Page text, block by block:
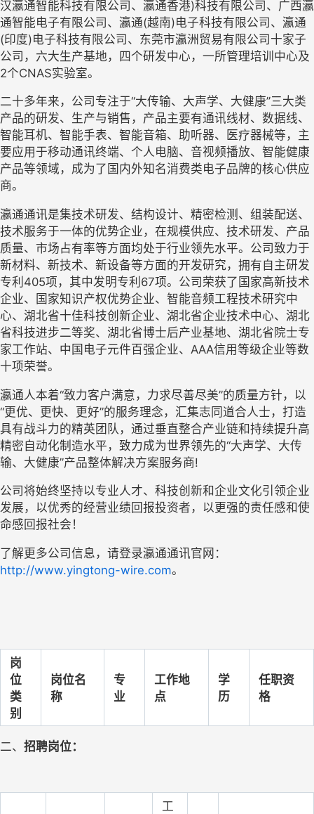
汉瀛通智能科技有限公司、瀛通香港)科技有限公司、广西瀛
通智能电子有限公司、瀛通(越南)电子科技有限公司、瀛通
(印度)电子科技有限公司、东莞市瀛洲贸易有限公司十家子
公司，六大生产基地，四个研发中心，一所管理培训中心及
2个CNAS实验室。
二十多年来，公司专注于“大传输、大声学、大健康”三大类
产品的研发、生产与销售，产品主要有通讯线材、数据线、
智能耳机、智能手表、智能音箱、助听器、医疗器械等，主
要应用于移动通讯终端、个人电脑、音视频播放、智能健康
产品等领域，成为了国内外知名消费类电子品牌的核心供应
商。
瀛通通讯是集技术研发、结构设计、精密检测、组装配送、
技术服务于一体的优势企业，在规模供应、技术研发、产品
质量、市场占有率等方面均处于行业领先水平。公司致力于
新材料、新技术、新设备等方面的开发研究，拥有自主研发
专利405项，其中发明专利67项。公司荣获了国家高新技术
企业、国家知识产权优势企业、智能音频工程技术研究中
心、湖北省十佳科技创新企业、湖北省企业技术中心、湖北
省科技进步二等奖、湖北省博士后产业基地、湖北省院士专
家工作站、中国电子元件百强企业、AAA信用等级企业等数
十项荣誉。
瀛通人本着“致力客户满意，力求尽善尽美”的质量方针，以
“更优、更快、更好”的服务理念，汇集志同道合人士，打造
具有战斗力的精英团队，通过垂直整合产业链和持续提升高
精密自动化制造水平，致力成为世界领先的“大声学、大传
输、大健康”产品整体解决方案服务商!
公司将始终坚持以专业人才、科技创新和企业文化引领企业
发展，以优秀的经营业绩回报投资者，以更强的责任感和使
命感回报社会！
了解更多公司信息，请登录瀛通通讯官网：
http://www.yingtong-wire.com。
岗
位
类
别
岗位名
称
专
业
工作地
点
学
历
任职资
格
二、 招聘岗位：
工